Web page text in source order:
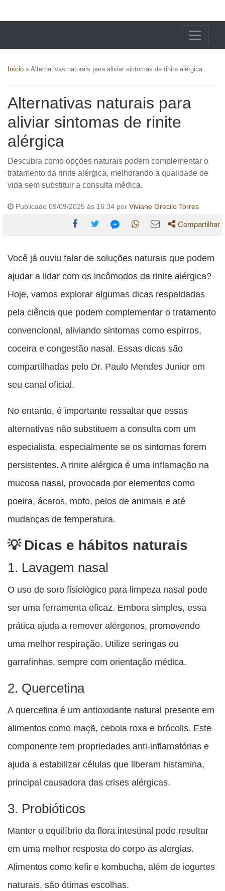
Início » Alternativas naturais para aliviar sintomas de rinite alérgica
Alternativas naturais para
aliviar sintomas de rinite
alérgica
Descubra como opções naturais podem complementar o
tratamento da rinite alérgica, melhorando a qualidade de
vida sem substituir a consulta médica.
Publicado 09/09/2025 às 16:34 por Viviane Grecilo Torres
esta
publicação
Facebook
esta
publicação
Twitter
esta
publicação
esta
publicação
WhatsApp
esta
publicação
Email
Compartilhar
Você já ouviu falar de soluções naturais que podem
ajudar a lidar com os incômodos da rinite alérgica?
Hoje, vamos explorar algumas dicas respaldadas
pela ciência que podem complementar o tratamento
convencional, aliviando sintomas como espirros,
coceira e congestão nasal. Essas dicas são
compartilhadas pelo Dr. Paulo Mendes Junior em
seu canal oficial.
No entanto, é importante ressaltar que essas
alternativas não substituem a consulta com um
especialista, especialmente se os sintomas forem
persistentes. A rinite alérgica é uma inflamação na
mucosa nasal, provocada por elementos como
poeira, ácaros, mofo, pelos de animais e até
mudanças de temperatura.
Dicas e hábitos naturais
1. Lavagem nasal
O uso de soro fisiológico para limpeza nasal pode
ser uma ferramenta eficaz. Embora simples, essa
prática ajuda a remover alérgenos, promovendo
uma melhor respiração. Utilize seringas ou
garrafinhas, sempre com orientação médica.
2. Quercetina
A quercetina é um antioxidante natural presente em
alimentos como maçã, cebola roxa e brócolis. Este
componente tem propriedades anti-inflamatórias e
ajuda a estabilizar células que liberam histamina,
principal causadora das crises alérgicas.
3. Probióticos
Manter o equilíbrio da flora intestinal pode resultar
em uma melhor resposta do corpo às alergias.
Alimentos como kefir e kombucha, além de iogurtes
naturais, são ótimas escolhas.